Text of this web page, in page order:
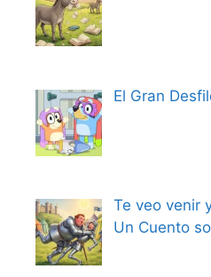
El Gran
Te veo venir
Un Cuento